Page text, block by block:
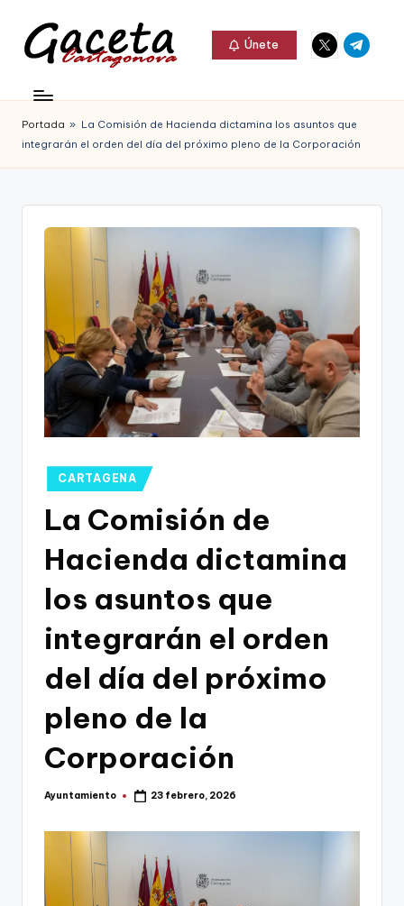
Saltar
contenido
c
e
t
Gaceta
Cartagonova,
La
que
informa
Cartagena,
Cartagena,
Únete
Elemento
del
Elemento
del
Portada » La Comisión de Hacienda dictamina los asuntos que
integrarán el orden del día del próximo pleno de la Corporación
Publicado
en
CARTAGENA
La Comisión de
Hacienda dictamina
los asuntos que
integrarán el orden
del día del próximo
pleno de la
Corporación
Publicado
Ayuntamiento 23 febrero, 2026